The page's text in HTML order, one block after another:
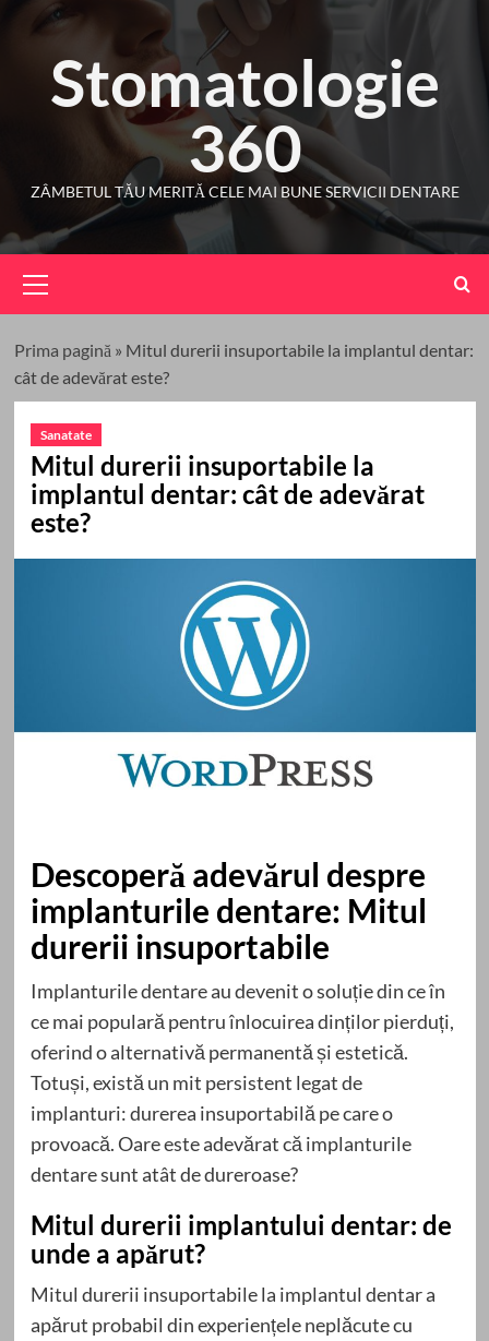
contentStomatologie
360
ZÂMBETUL TĂU MERITĂ CELE MAI BUNE SERVICII DENTARE
Menu
Prima pagină » Mitul durerii insuportabile la implantul dentar:
cât de adevărat este?
Sanatate
Mitul durerii insuportabile la
implantul dentar: cât de adevărat
este?
Descoperă adevărul despre
implanturile dentare: Mitul
durerii insuportabile
Implanturile dentare au devenit o soluție din ce în
ce mai populară pentru înlocuirea dinților pierduți,
oferind o alternativă permanentă și estetică.
Totuși, există un mit persistent legat de
implanturi: durerea insuportabilă pe care o
provoacă. Oare este adevărat că implanturile
dentare sunt atât de dureroase?
Mitul durerii implantului dentar: de
unde a apărut?
Mitul durerii insuportabile la implantul dentar a
apărut probabil din experiențele neplăcute cu